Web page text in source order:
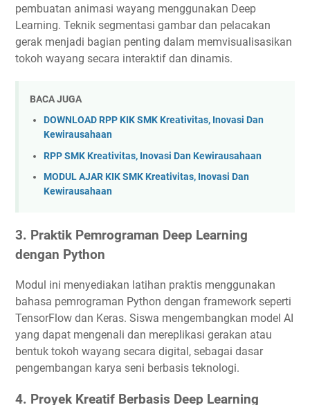
pembuatan animasi wayang menggunakan Deep
Learning. Teknik segmentasi gambar dan pelacakan
gerak menjadi bagian penting dalam memvisualisasikan
tokoh wayang secara interaktif dan dinamis.
BACA JUGA
DOWNLOAD RPP KIK SMK Kreativitas, Inovasi Dan
Kewirausahaan
RPP SMK Kreativitas, Inovasi Dan Kewirausahaan
MODUL AJAR KIK SMK Kreativitas, Inovasi Dan
Kewirausahaan
3. Praktik Pemrograman Deep Learning
dengan Python
Modul ini menyediakan latihan praktis menggunakan
bahasa pemrograman Python dengan framework seperti
TensorFlow dan Keras. Siswa mengembangkan model AI
yang dapat mengenali dan mereplikasi gerakan atau
bentuk tokoh wayang secara digital, sebagai dasar
pengembangan karya seni berbasis teknologi.
4. Proyek Kreatif Berbasis Deep Learning